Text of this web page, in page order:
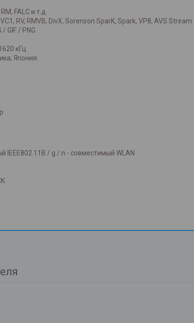
FALC и т.д.
RV, RMVB, DivX, Sorenson SparK, Spark, VP8, AVS Stream
GIF / PNG
кГц
Япония.
/ g / n - совместимый WLAN